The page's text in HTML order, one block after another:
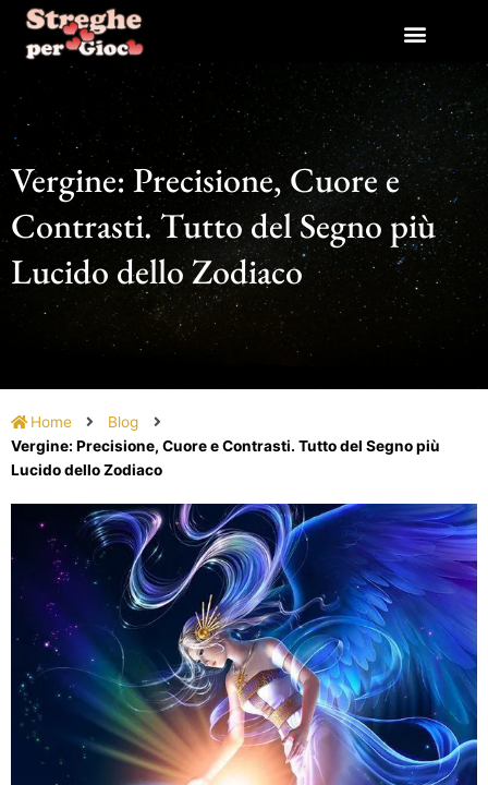
contenuto
Vergine: Precisione, Cuore e
Contrasti. Tutto del Segno più
Lucido dello Zodiaco
Home
Blog
Vergine: Precisione, Cuore e Contrasti. Tutto del Segno più
Lucido dello Zodiaco